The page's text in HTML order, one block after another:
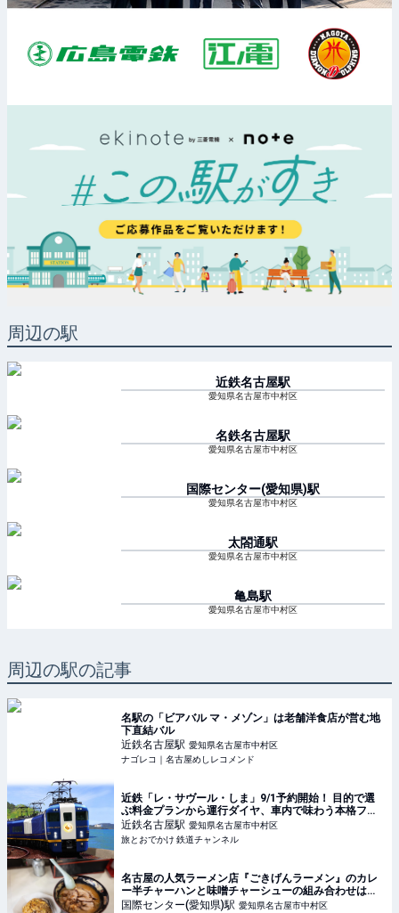
周辺の駅
近鉄名古屋駅
愛知県名古屋市中村区
名鉄名古屋駅
愛知県名古屋市中村区
国際センター(愛知県)駅
愛知県名古屋市中村区
太閤通駅
愛知県名古屋市中村区
亀島駅
愛知県名古屋市中村区
周辺の駅の記事
名駅の「ビアバル マ・メゾン」は老舗洋食店が営む地
下直結バル
近鉄名古屋駅 愛知県名古屋市中村区
ナゴレコ｜名古屋めしレコメンド
近鉄「レ・サヴール・しま」9/1予約開始！ 目的で選
ぶ料金プランから運行ダイヤ、車内で味わう本格フレ
ンチまで解説【2026年11月デビュー】 | 旅とおでかけ
鉄道チャンネル
近鉄名古屋駅 愛知県名古屋市中村区
旅とおでかけ 鉄道チャンネル
名古屋の人気ラーメン店『ごきげんラーメン』のカレ
ー半チャーハンと味噌チャーシューの組み合わせは大
正解！
国際センター(愛知県)駅 愛知県名古屋市中村区